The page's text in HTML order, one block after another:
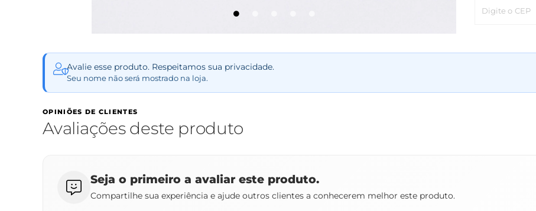
Digite o CEP
Avalie esse produto. Respeitamos sua privacidade.
Seu nome não será mostrado na loja.
OPINIÕES DE CLIENTES
Avaliações deste produto
Seja o primeiro a avaliar este produto.
Compartilhe sua experiência e ajude outros clientes a conhecerem melhor este produto.